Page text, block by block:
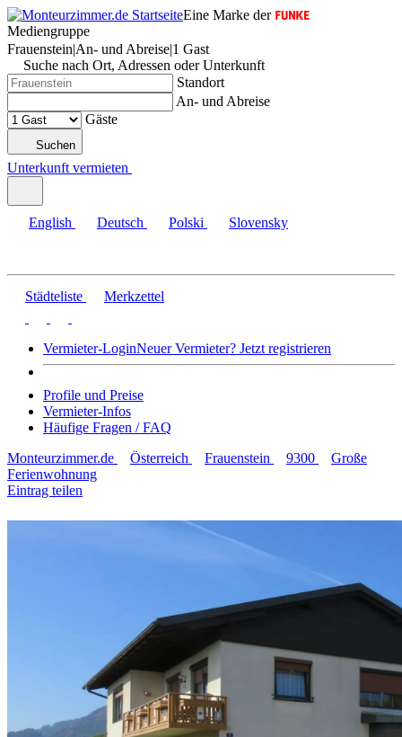
Eine Marke der
Mediengruppe
Frauenstein|An- und Abreise|1 Gast
Suche nach Ort, Adressen oder Unterkunft
Standort
An- und Abreise
Gäste
Suchen
Unterkunft vermieten
English Deutsch Polski Slovensky
Städteliste Merkzettel
Vermieter-LoginNeuer Vermieter? Jetzt registrieren
Profile und Preise
Vermieter-Infos
Häufige Fragen / FAQ
Monteurzimmer.de
Österreich Frauenstein 9300
Große
Ferienwohnung
Eintrag teilen